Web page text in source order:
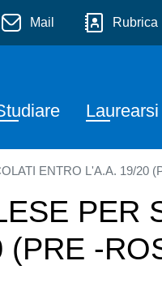
principale
di servizio
Mail Rubrica
Laurearsi
ENTRO L'A.A. 19/20
PER
-